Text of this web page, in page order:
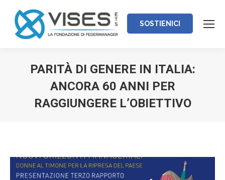
SOSTIENICI
PARITÀ DI GENERE IN ITALIA:
ANCORA 60 ANNI PER
RAGGIUNGERE L’OBIETTIVO